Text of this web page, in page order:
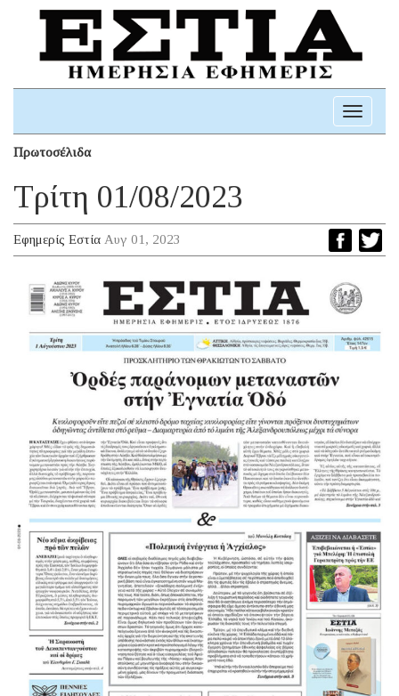
Toggle
Πρωτοσέλιδα
Τρίτη 01/08/2023
Εφημερίς Εστία Αυγ 01, 2023